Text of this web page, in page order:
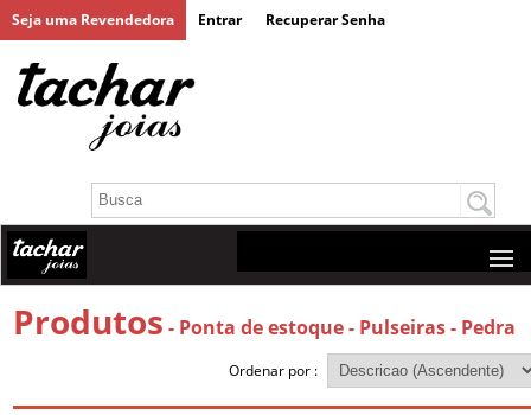
Seja uma Revendedora Entrar Recuperar Senha
Produtos - Ponta de estoque- Pulseiras- Pedra
Ordenar por :